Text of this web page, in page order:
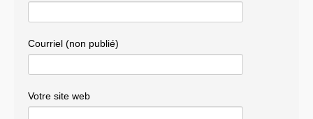
Courriel (non publié)
Votre site web